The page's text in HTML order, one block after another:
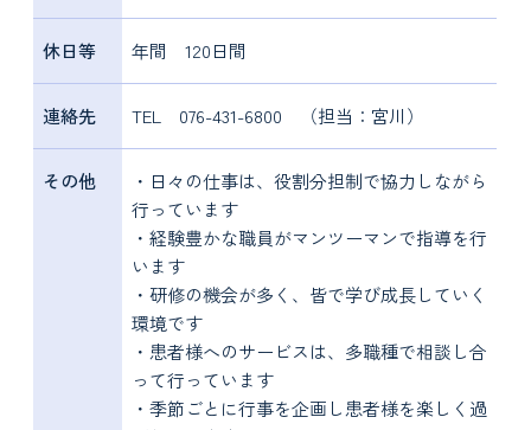
休日等 年間 120日間
連絡先 TEL 076-431-6800 （担当：宮川）
その他
・日々の仕事は、役割分担制で協力しながら
行っています
・経験豊かな職員がマンツーマンで指導を行
います
・研修の機会が多く、皆で学び成長していく
環境です
・患者様へのサービスは、多職種で相談し合
って行っています
・季節ごとに行事を企画し患者様を楽しく過